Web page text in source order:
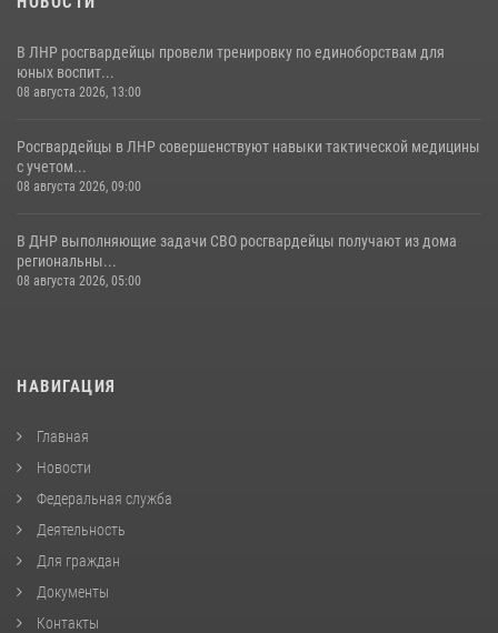
В ЛНР росгвардейцы провели тренировку по единоборствам для
юных воспит...
08 августа 2026, 13:00
Росгвардейцы в ЛНР совершенствуют навыки тактической медицины
с учетом...
08 августа 2026, 09:00
В ДНР выполняющие задачи СВО росгвардейцы получают из дома
региональны...
08 августа 2026, 05:00
НАВИГАЦИЯ
Главная
Новости
Федеральная служба
Деятельность
Для граждан
Документы
Контакты